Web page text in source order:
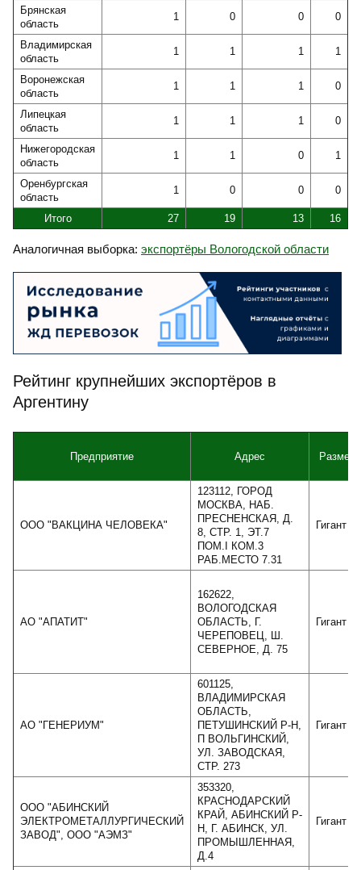
Брянская
область
1 0 0 0
Владимирская
область
1 1 1 1
Воронежская
область
1 1 1 0
Липецкая
область
1 1 1 0
Нижегородская
область
1 1 0 1
Оренбургская
область
1 0 0 0
Итого 27 19 13 16
Аналогичная выборка: экспортёры Вологодской области
Рейтинг крупнейших экспортёров в
Аргентину
Предприятие Адрес Размер
ООО "ВАКЦИНА ЧЕЛОВЕКА"
123112, ГОРОД
МОСКВА, НАБ.
ПРЕСНЕНСКАЯ, Д.
8, СТР. 1, ЭТ.7
ПОМ.I КОМ.3
РАБ.МЕСТО 7.31
Гигант
АО "АПАТИТ"
162622,
ВОЛОГОДСКАЯ
ОБЛАСТЬ, Г.
ЧЕРЕПОВЕЦ, Ш.
СЕВЕРНОЕ, Д. 75
Гигант
АО "ГЕНЕРИУМ"
601125,
ВЛАДИМИРСКАЯ
ОБЛАСТЬ,
ПЕТУШИНСКИЙ Р-Н,
П ВОЛЬГИНСКИЙ,
УЛ. ЗАВОДСКАЯ,
СТР. 273
Гигант
ООО "АБИНСКИЙ
ЭЛЕКТРОМЕТАЛЛУРГИЧЕСКИЙ
ЗАВОД", ООО "АЭМЗ"
353320,
КРАСНОДАРСКИЙ
КРАЙ, АБИНСКИЙ Р-
Н, Г. АБИНСК, УЛ.
ПРОМЫШЛЕННАЯ,
Д.4
Гигант